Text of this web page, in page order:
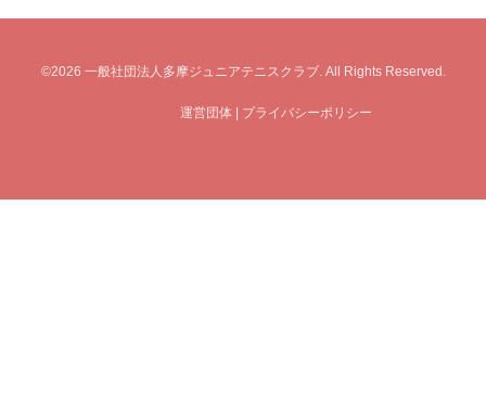
©2026 一般社団法人多摩ジュニアテニスクラブ. All Rights Reserved.
運営団体 | プライバシーポリシー